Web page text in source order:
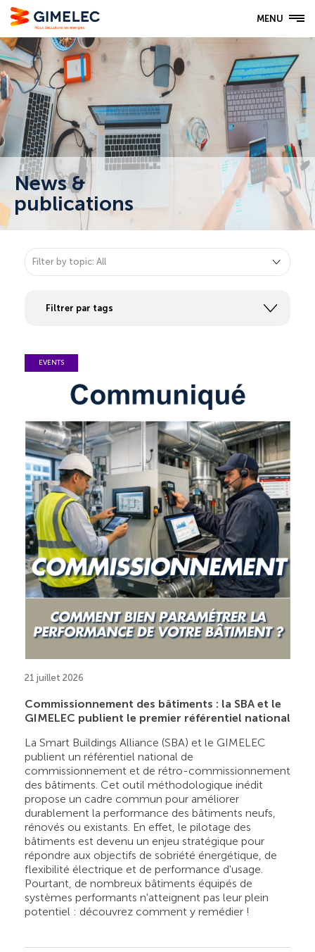
MENU
News &
publications
Filtrer par tags
Filter by topic: All
▾
EVENTS
21 juillet 2026
Commissionnement des bâtiments : la SBA et le
GIMELEC publient le premier référentiel national
La Smart Buildings Alliance (SBA) et le GIMELEC
publient un référentiel national de
commissionnement et de rétro-commissionnement
des bâtiments. Cet outil méthodologique inédit
propose un cadre commun pour améliorer
durablement la performance des bâtiments neufs,
rénovés ou existants. En effet, le pilotage des
bâtiments est devenu un enjeu stratégique pour
répondre aux objectifs de sobriété énergétique, de
flexibilité électrique et de performance d'usage.
Pourtant, de nombreux bâtiments équipés de
systèmes performants n'atteignent pas leur plein
potentiel : découvrez comment y remédier !